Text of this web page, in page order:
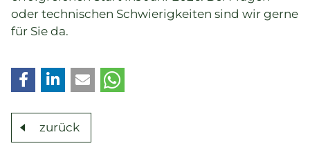
oder technischen Schwierigkeiten sind wir gerne
für Sie da.
zurück